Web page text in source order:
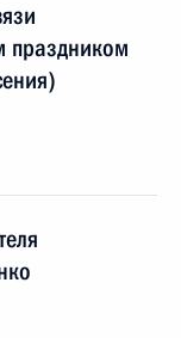
праздником